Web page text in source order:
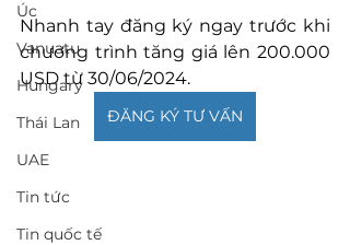
Úc
Vanuatu
Hungary
Thái Lan
UAE
Tin tức
Tin quốc tế
Nhanh tay đăng ký ngay trước khi
chương trình tăng giá lên 200.000
USD từ 30/06/2024.
ĐĂNG KÝ TƯ VẤN